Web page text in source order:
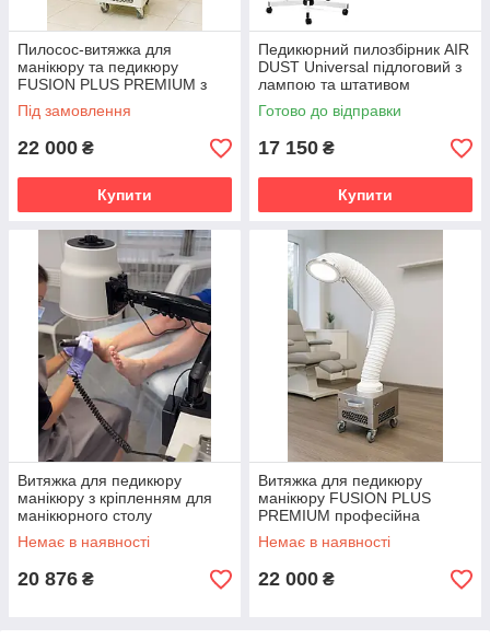
Пилосос-витяжка для
манікюру та педикюру
FUSION PLUS PREMIUM з
тумбою з нержавіючої сталі в
білому кольорі
Під замовлення
22 000 ₴
Купити
Педикюрний пилозбірник AIR
DUST Universal підлоговий з
лампою та штативом
Готово до відправки
17 150 ₴
Купити
Витяжка для педикюру
манікюру з кріпленням для
манікюрного столу
педикюрна витяжка KERATEX
Nail Series
Немає в наявності
20 876 ₴
Витяжка для педикюру
манікюру FUSION PLUS
PREMIUM професійна
педикюрна з LED лампою
пересувна
Немає в наявності
22 000 ₴